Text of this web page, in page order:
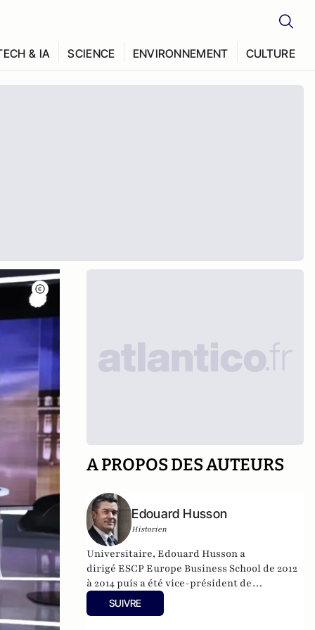
& IA SCIENCE ENVIRONNEMENT CULTURE
A PROPOS DES AUTEURS
Edouard Husson
Historien
Universitaire, Edouard Husson a
dirigéESCP Europe Business School de 2012
à 2014puis a été vice-président de
l’Université Paris Sciences & Lettres (
Il est actuellement professeur à l’Institut
SUIVRE